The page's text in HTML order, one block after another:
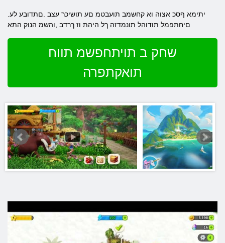
םיחתפמל תודוהל תונמדזה ךל היהת וז ךרדב ,והשמ הנוק התא
שחק ב תויתחפשמ תווח
תואקתפרה